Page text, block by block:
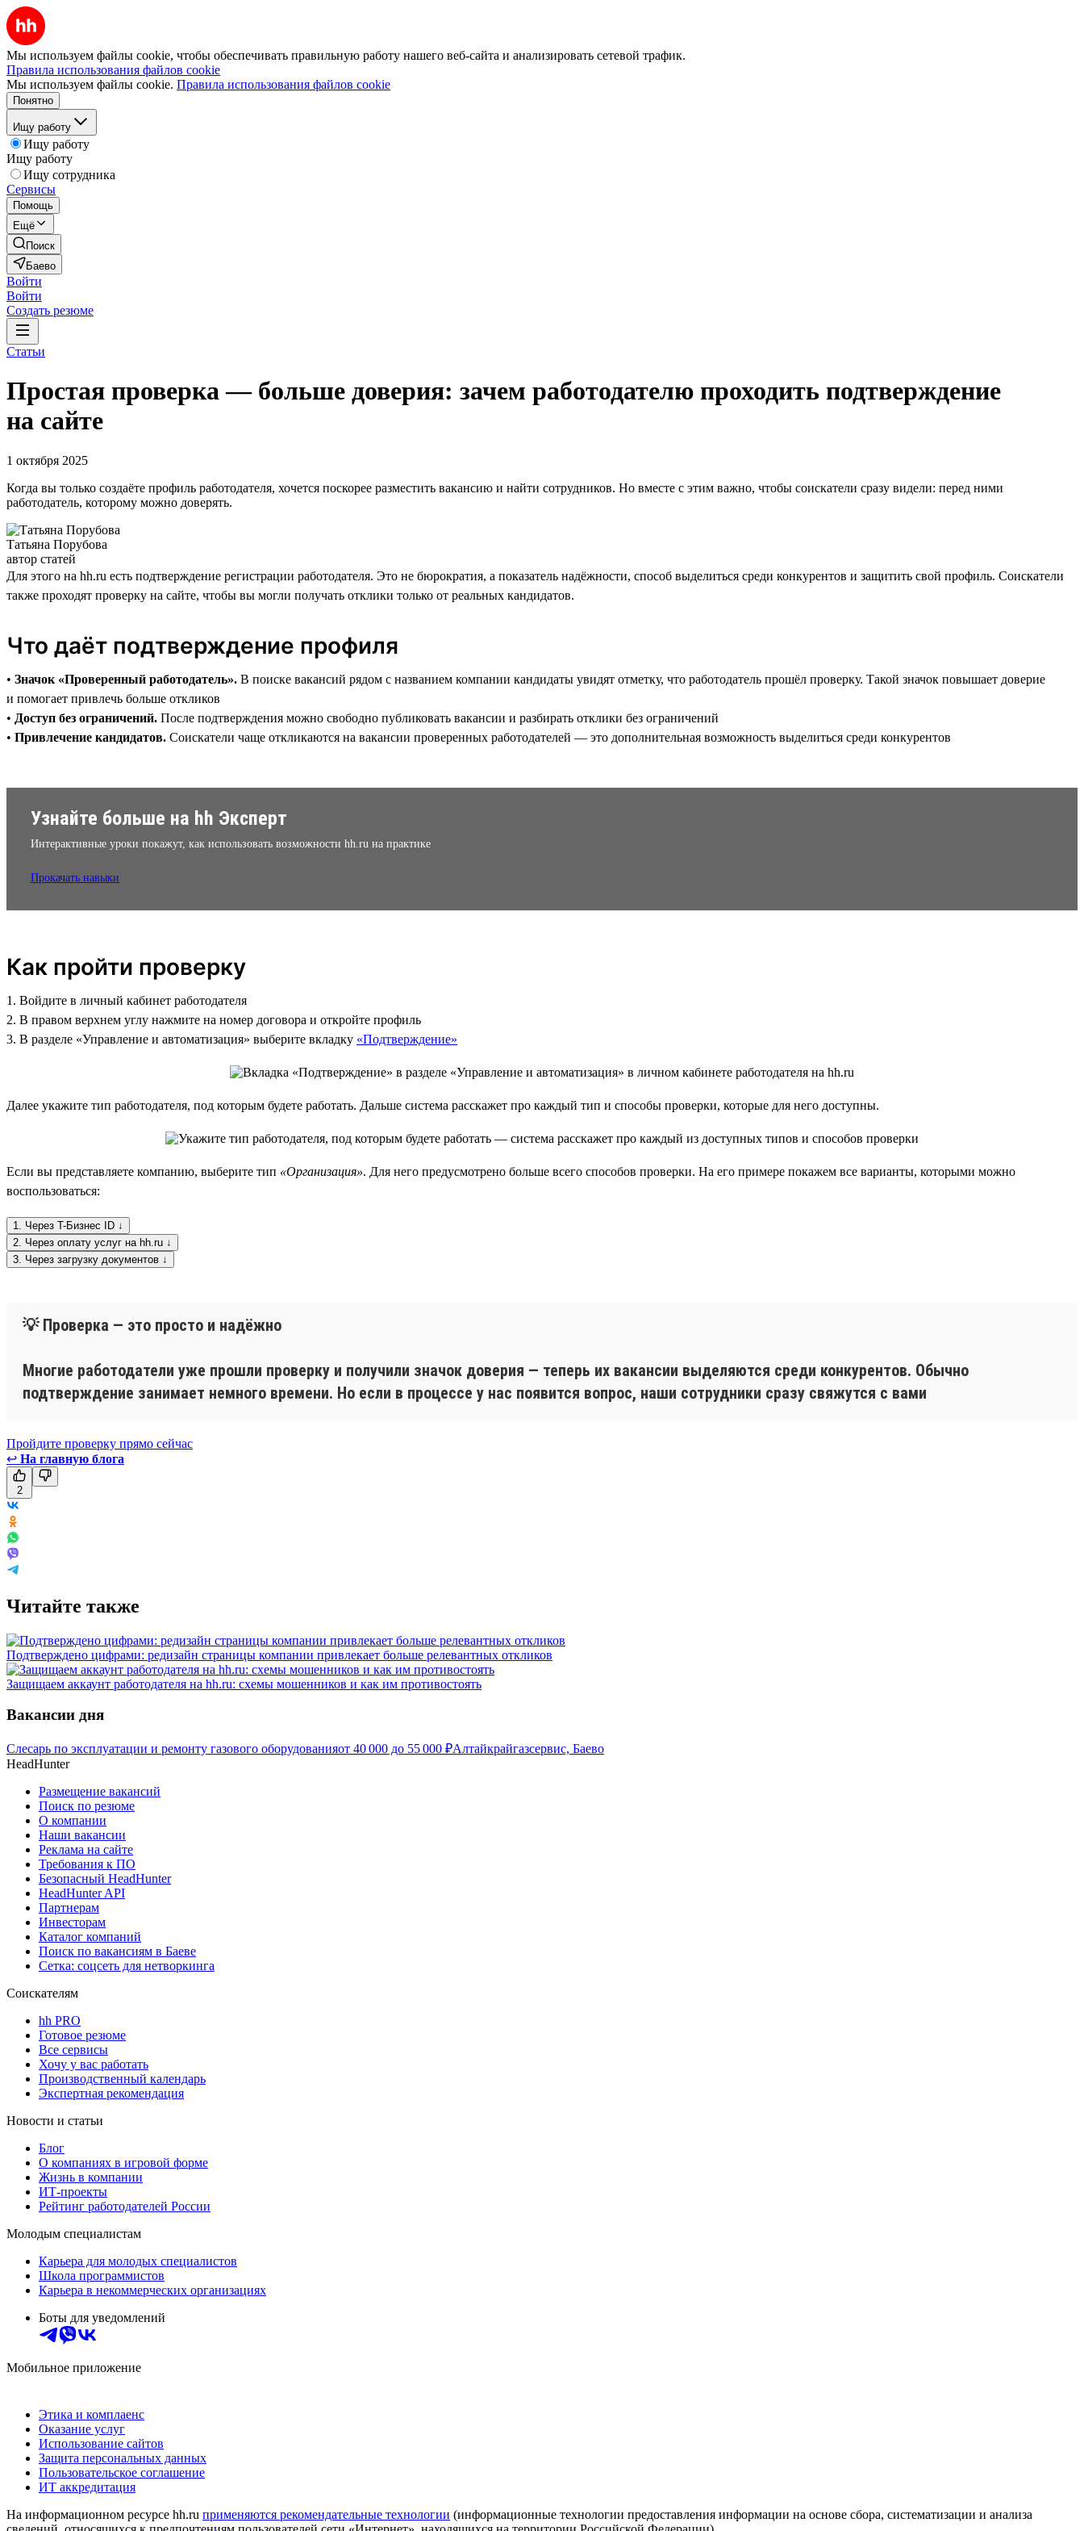
Мы используем файлы cookie, чтобы обеспечивать правильную работу нашего веб-сайта и анализировать сетевой трафик.
Правила использования файлов cookie
Мы используем файлы cookie. Правила использования файлов cookie
Понятно
Ищу работу
Ищу работу
Ищу работу
Ищу сотрудника
Сервисы
Помощь
Ещё
Поиск
Баево
Войти
Войти
Создать резюме
Статьи
Простая проверка — больше доверия: зачем работодателю проходить подтверждение
на сайте
1 октября 2025
Когда вы только создаёте профиль работодателя, хочется поскорее разместить вакансию и найти сотрудников. Но вместе с этим важно, чтобы соискатели сразу видели: перед ними
работодатель, которому можно доверять.
Татьяна Порубова
автор статей
Для этого на hh.ru есть подтверждение регистрации работодателя. Это не бюрократия, а показатель надёжности, способ выделиться среди конкурентов и защитить свой профиль. Соискатели
также проходят проверку на сайте, чтобы вы могли получать отклики только от реальных кандидатов.
Что даёт подтверждение профиля
• Значок «Проверенный работодатель». В поиске вакансий рядом с названием компании кандидаты увидят отметку, что работодатель прошёл проверку. Такой значок повышает доверие
и помогает привлечь больше откликов
• Доступ без ограничений. После подтверждения можно свободно публиковать вакансии и разбирать отклики без ограничений
• Привлечение кандидатов. Соискатели чаще откликаются на вакансии проверенных работодателей — это дополнительная возможность выделиться среди конкурентов
Узнайте больше на hh Эксперт
Интерактивные уроки покажут, как использовать возможности hh.ru на практике
Прокачать навыки
Как пройти проверку
1. Войдите в личный кабинет работодателя
2. В правом верхнем углу нажмите на номер договора и откройте профиль
3. В разделе «Управление и автоматизация» выберите вкладку «Подтверждение»
Далее укажите тип работодателя, под которым будете работать. Дальше система расскажет про каждый тип и способы проверки, которые для него доступны.
Если вы представляете компанию, выберите тип «Организация». Для него предусмотрено больше всего способов проверки. На его примере покажем все варианты, которыми можно
воспользоваться:
1. Через T-Бизнес ID ↓
2. Через оплату услуг на hh.ru ↓
3. Через загрузку документов ↓
💡 Проверка — это просто и надёжно
Многие работодатели уже прошли проверку и получили значок доверия — теперь их вакансии выделяются среди конкурентов. Обычно
подтверждение занимает немного времени. Но если в процессе у нас появится вопрос, наши сотрудники сразу свяжутся с вами
Пройдите проверку прямо сейчас
↩ На главную блога
2
Читайте также
Подтверждено цифрами: редизайн страницы компании привлекает больше релевантных откликов
Защищаем аккаунт работодателя на hh.ru: схемы мошенников и как им противостоять
Вакансии дня
Слесарь по эксплуатации и ремонту газового оборудованияот 40 000 до 55 000 ₽Алтайкрайгазсервис, Баево
HeadHunter
Размещение вакансий
Поиск по резюме
О компании
Наши вакансии
Реклама на сайте
Требования к ПО
Безопасный HeadHunter
HeadHunter API
Партнерам
Инвесторам
Каталог компаний
Поиск по вакансиям в Баеве
Сетка: соцсеть для нетворкинга
Соискателям
hh PRO
Готовое резюме
Все сервисы
Хочу у вас работать
Производственный календарь
Экспертная рекомендация
Новости и статьи
Блог
О компаниях в игровой форме
Жизнь в компании
ИТ-проекты
Рейтинг работодателей России
Молодым специалистам
Карьера для молодых специалистов
Школа программистов
Карьера в некоммерческих организациях
Боты для уведомлений
Мобильное приложение
Этика и комплаенс
Оказание услуг
Использование сайтов
Защита персональных данных
Пользовательское соглашение
ИТ аккредитация
На информационном ресурсе hh.ru применяются рекомендательные технологии (информационные технологии предоставления информации на основе сбора, систематизации и анализа